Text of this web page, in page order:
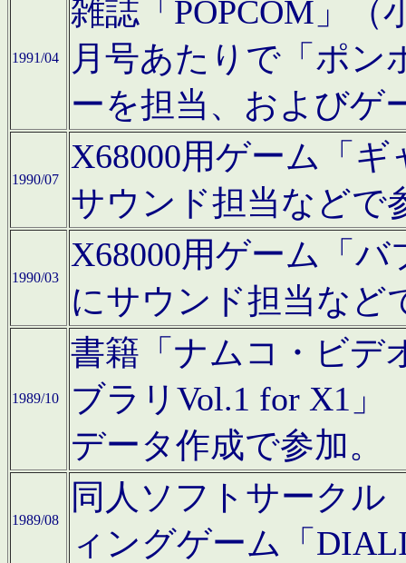
1991/04
雑誌「POPCOM」（
月号あたりで「ポン
ーを担当、およびゲ
1990/07
X68000用ゲーム「
サウンド担当などで
1990/03
X68000用ゲーム「
にサウンド担当など
1989/10
書籍「ナムコ・ビデ
ブラリVol.1 for X1」
データ作成で参加。
1989/08
同人ソフトサークル
ィングゲーム「